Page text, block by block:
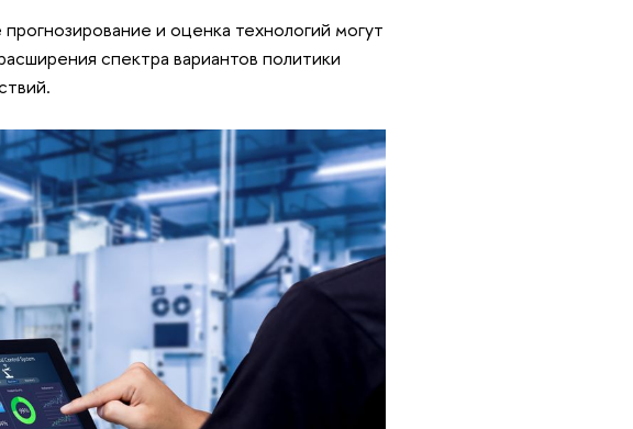
и оценка технологий могут
спектра вариантов политики